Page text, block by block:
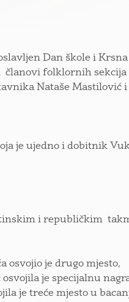
Dan škole i
folklornih sekcija
Nataše Mastilović
je ujedno i dobitnik
i republičkim
osvojio je drugo mjesto,
je specijalnu
je treće mjesto u